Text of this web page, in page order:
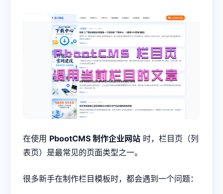
在使用 PbootCMS 制作企业网站 时，栏目页（列
表页）是最常见的页面类型之一。
很多新手在制作栏目模板时，都会遇到一个问题：